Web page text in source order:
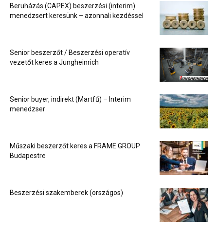
Beruházás (CAPEX) beszerzési (interim)
menedzsert keresünk – azonnali kezdéssel
Senior beszerzőt / Beszerzési operatív
vezetőt keres a Jungheinrich
Senior buyer, indirekt (Martfű) – Interim
menedzser
Műszaki beszerzőt keres a FRAME GROUP
Budapestre
Beszerzési szakemberek (országos)